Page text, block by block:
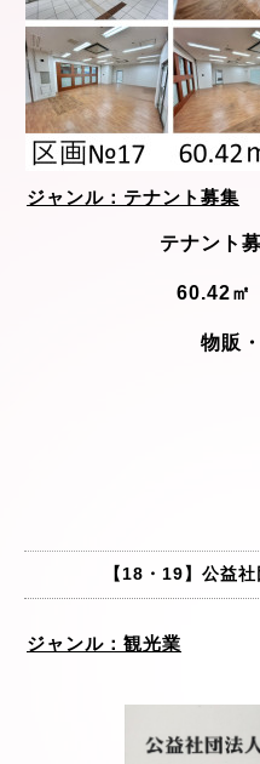
ジャンル：テナント募集
テナント
60.42㎡
物販
【18・19】公益
ジャンル：観光業